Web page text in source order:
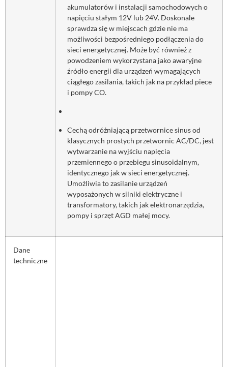
akumulatorów i instalacji samochodowych o
napięciu stałym 12V lub 24V. Doskonale
sprawdza się w miejscach gdzie nie ma
możliwości bezpośredniego podłączenia do
sieci energetycznej. Może być również z
powodzeniem wykorzystana jako awaryjne
źródło energii dla urządzeń wymagających
ciągłego zasilania, takich jak na przykład piece
i pompy CO.
Cechą odróżniającą przetwornice sinus od
klasycznych prostych przetwornic AC/DC, jest
wytwarzanie na wyjściu napięcia
przemiennego o przebiegu sinusoidalnym,
identycznego jak w sieci energetycznej.
Umożliwia to zasilanie urządzeń
wyposażonych w silniki elektryczne i
transformatory, takich jak elektronarzędzia,
pompy i sprzęt AGD małej mocy.
Dane
techniczne